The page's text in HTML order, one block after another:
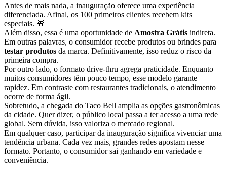
Antes de mais nada, a inauguração oferece uma experiência
diferenciada. Afinal, os 100 primeiros clientes recebem kits
especiais. 🎁
Além disso, essa é uma oportunidade de Amostra Grátis indireta.
Em outras palavras, o consumidor recebe produtos ou brindes para
testar produtos da marca. Definitivamente, isso reduz o risco da
primeira compra.
Por outro lado, o formato drive-thru agrega praticidade. Enquanto
muitos consumidores têm pouco tempo, esse modelo garante
rapidez. Em contraste com restaurantes tradicionais, o atendimento
ocorre de forma ágil.
Sobretudo, a chegada do Taco Bell amplia as opções gastronômicas
da cidade. Quer dizer, o público local passa a ter acesso a uma rede
global. Sem dúvida, isso valoriza o mercado regional.
Em qualquer caso, participar da inauguração significa vivenciar uma
tendência urbana. Cada vez mais, grandes redes apostam nesse
formato. Portanto, o consumidor sai ganhando em variedade e
conveniência.